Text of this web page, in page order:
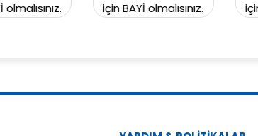
BAYİ olmalısınız.
için BAYİ olmalısınız.